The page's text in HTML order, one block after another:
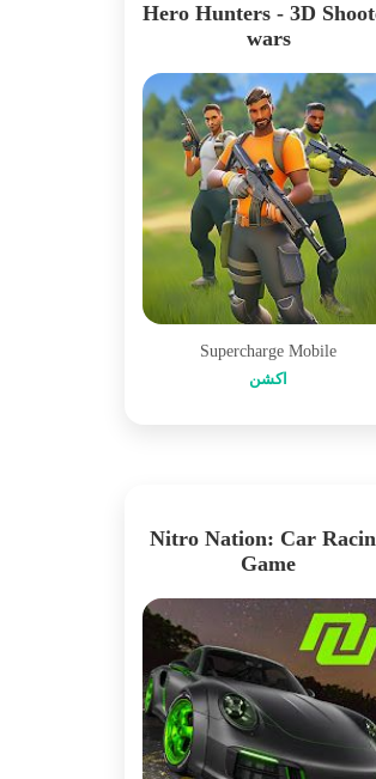
Hero Hunters - 3D
wars
Supercharge Mobile
اکشن
Nitro Nation: Car
Game